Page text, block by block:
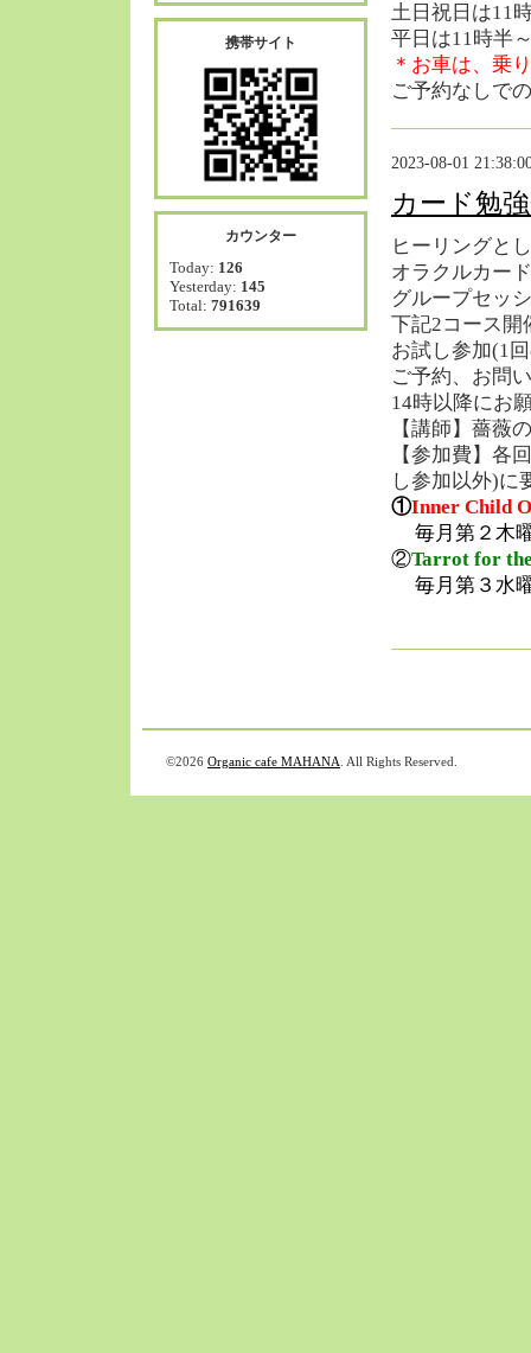
土日祝日は11
平日は11時半
＊お車は、乗
ご予約なしで
2023-08-01
カード勉
ヒーリングと
オラクルカー
グループセッ
下記2コース開
お試し参加(1
ご予約、お問
14時以降にお
【講師】薔薇
【参加費】各
し参加以外)に
①Inner Child
毎月第２木
②Tarrot for
毎月第３水
携帯サイト
カウンター
Today: 126
Yesterday: 145
Total: 791639
©2026 Organic cafe MAHANA . All Rights Reserved.